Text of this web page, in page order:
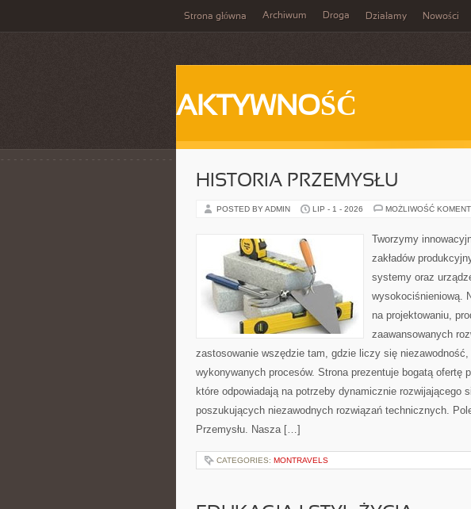
Strona główna Archiwum Droga Działamy Nowości
AKTYWNOŚĆ
HISTORIA PRZEMYSŁU
POSTED BY ADMIN LIP - 1 - 2026 MOŻLIWOŚĆ
Tworzymy
zakładów
systemy oraz
wysokociśnieniową.
na projektowaniu,
zaawansowanych
zastosowanie wszędzie tam, gdzie liczy się
wykonywanych procesów. Strona prezentuje bogatą ofertę
które odpowiadają na potrzeby dynamicznie rozwijającego
poszukujących niezawodnych rozwiązań technicznych.
Przemysłu. Nasza […]
CATEGORIES: MONTRAVELS